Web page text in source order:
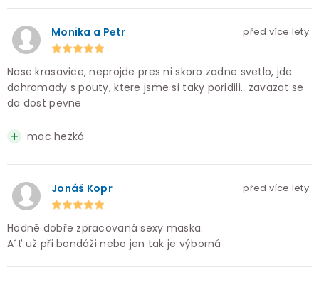
Monika a Petr před více lety
Nase krasavice, neprojde pres ni skoro zadne svetlo, jde
dohromady s pouty, ktere jsme si taky poridili.. zavazat se
da dost pevne
moc hezká
Jonáš Kopr před více lety
Hodně dobře zpracovaná sexy maska.
A´ť už při bondáži nebo jen tak je výborná